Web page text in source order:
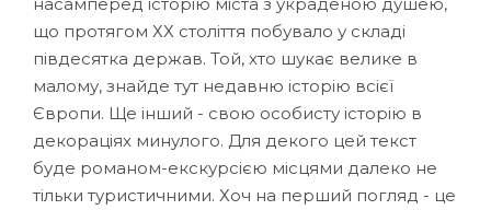
що протягом ХХ століття побувало у складі
півдесятка держав. Той, хто шукає велике в
малому, знайде тут недавню історію всієї
Європи. Ще інший - свою особисту історію в
декораціях минулого. Для декого цей текст
буде романом-екскурсією місцями далеко не
тільки туристичними. Хоч на перший погляд - це